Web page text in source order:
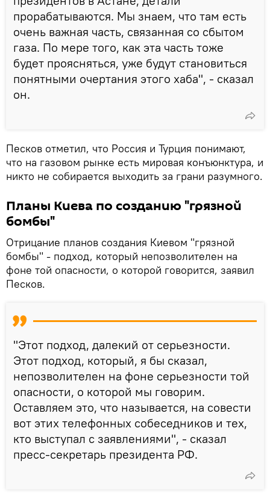
прорабатываются. Мы знаем, что там есть
очень важная часть, связанная со сбытом
газа. По мере того, как эта часть тоже
будет проясняться, уже будут становиться
понятными очертания этого хаба", - сказал
он.
Песков отметил, что Россия и Турция понимают,
что на газовом рынке есть мировая конъюнктура, и
никто не собирается выходить за грани разумного.
Планы Киева по созданию "грязной
бомбы"
Отрицание планов создания Киевом "грязной
бомбы" - подход, который непозволителен на
фоне той опасности, о которой говорится, заявил
Песков.
"Этот подход, далекий от серьезности.
Этот подход, который, я бы сказал,
непозволителен на фоне серьезности той
опасности, о которой мы говорим.
Оставляем это, что называется, на совести
вот этих телефонных собеседников и тех,
кто выступал с заявлениями", - сказал
пресс-секретарь президента РФ.